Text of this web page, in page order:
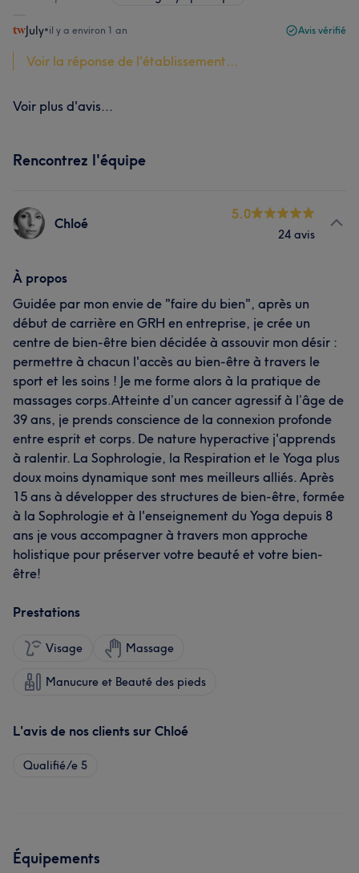
July•il y a environ 1 an Avis vérifié
Voir la réponse de l'établissement...
Voir plus d'avis...
Rencontrez l'équipe
Chloé
5.0
24 avis
À propos
Guidée par mon envie de "faire du bien", après un
début de carrière en GRH en entreprise, je crée un
centre de bien-être bien décidée à assouvir mon désir :
permettre à chacun l'accès au bien-être à travers le
sport et les soins ! Je me forme alors à la pratique de
massages corps. ​Atteinte d’un cancer agressif à l’âge de
39 ans, je prends conscience de la connexion profonde
entre esprit et corps. De nature hyperactive j'apprends
à ralentir. La Sophrologie, la Respiration et le Yoga plus
doux moins dynamique sont mes meilleurs alliés. Après
15 ans à développer des structures de bien-être, formée
à la Sophrologie et à l'enseignement du Yoga depuis 8
ans je vous accompagner à travers mon approche
holistique pour préserver votre beauté et votre bien-
être! ​
Prestations
Visage Massage
Manucure et Beauté des pieds
L'avis de nos clients sur Chloé
Qualifié/e 5
Équipements